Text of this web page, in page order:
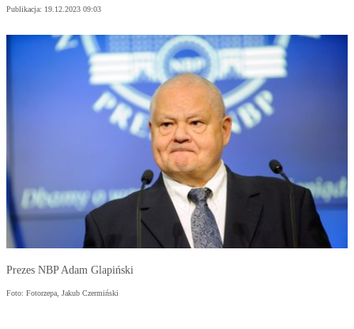
Publikacja: 19.12.2023 09:03
Prezes NBP Adam Glapiński
Foto: Fotorzepa, Jakub Czermiński